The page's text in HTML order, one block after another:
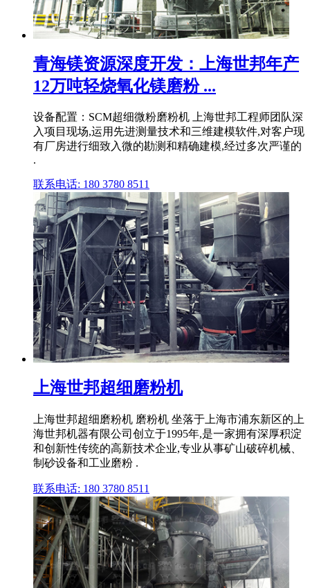
青海镁资源深度开发：上海世邦年产
12万吨轻烧氧化镁磨粉 ...
设备配置：SCM超细微粉磨粉机 上海世邦工程师团队深
入项目现场,运用先进测量技术和三维建模软件,对客户现
有厂房进行细致入微的勘测和精确建模,经过多次严谨的
.
联系电话: 180 3780 8511
上海世邦超细磨粉机
上海世邦超细磨粉机 磨粉机 坐落于上海市浦东新区的上
海世邦机器有限公司创立于1995年,是一家拥有深厚积淀
和创新性传统的高新技术企业,专业从事矿山破碎机械、
制砂设备和工业磨粉 .
联系电话: 180 3780 8511